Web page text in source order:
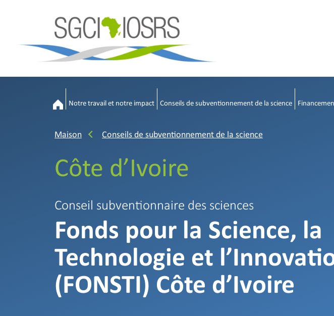
Notre travail et notre impact Conseils de subventionnement de la science
Maison Conseils de subventionnement de la science
Côte d’Ivoire
Conseil subventionnaire des sciences
Fonds pour la Science, la
Technologie et
(FONSTI) Côte d’Ivoire